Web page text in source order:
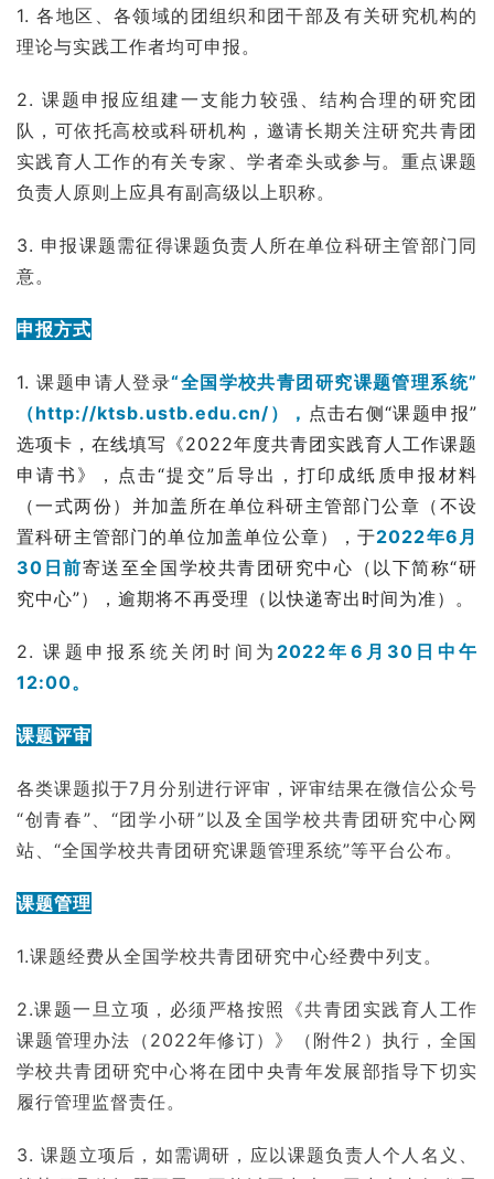
1. 各地区、各领域的团组织和团干部及有关研究机构的
理论与实践工作者均可申报。
2. 课题申报应组建一支能力较强、结构合理的研究团
队，可依托高校或科研机构，邀请长期关注研究共青团
实践育人工作的有关专家、学者牵头或参与。重点课题
负责人原则上应具有副高级以上职称。
3. 申报课题需征得课题负责人所在单位科研主管部门同
意。
申报方式
1. 课题申请人登录“全国学校共青团研究课题管理系统”
（http://ktsb.ustb.edu.cn/）， 点击右侧“课题申报”
选项卡，在线填写《2022年度共青团实践育人工作课题
申请书》，点击“提交”后导出，打印成纸质申报材料
（一式两份）并加盖所在单位科研主管部门公章（不设
置科研主管部门的单位加盖单位公章），于2022年6月
30日前寄送至全国学校共青团研究中心（以下简称“研
究中心”），逾期将不再受理（以快递寄出时间为准）。
2. 课题申报系统关闭时间为 2022年6月30日中午
12:00。
课题评审
各类课题拟于7月分别进行评审，评审结果在微信公众号
“创青春”、“团学小研”以及全国学校共青团研究中心网
站、“全国学校共青团研究课题管理系统”等平台公布。
课题管理
1.课题经费从全国学校共青团研究中心经费中列支。
2.课题一旦立项，必须严格按照《共青团实践育人工作
课题管理办法（2022年修订）》（附件2）执行，全国
学校共青团研究中心将在团中央青年发展部指导下切实
履行管理监督责任。
3. 课题立项后，如需调研，应以课题负责人个人名义、